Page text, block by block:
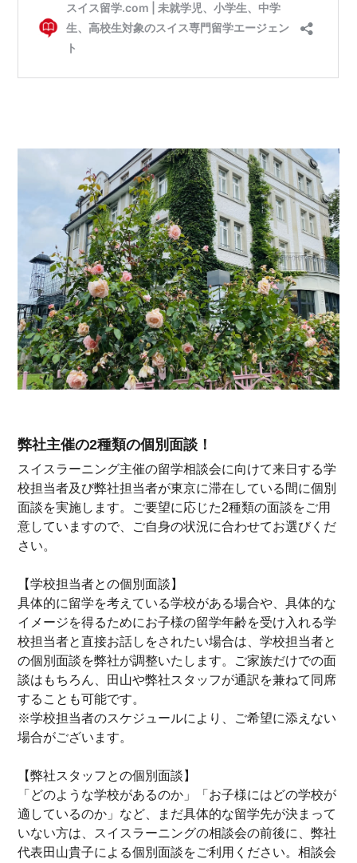
弊社主催の2種類の個別面談！
スイスラーニング主催の留学相談会に向けて来日する学
校担当者及び弊社担当者が東京に滞在している間に個別
面談を実施します。ご要望に応じた2種類の面談をご用
意していますので、ご自身の状況に合わせてお選びくだ
さい。
【学校担当者との個別面談】
具体的に留学を考えている学校がある場合や、具体的な
イメージを得るためにお子様の留学年齢を受け入れる学
校担当者と直接お話しをされたい場合は、学校担当者と
の個別面談を弊社が調整いたします。ご家族だけでの面
談はもちろん、田山や弊社スタッフが通訳を兼ねて同席
することも可能です。
※学校担当者のスケジュールにより、ご希望に添えない
場合がございます。
【弊社スタッフとの個別面談】
「どのような学校があるのか」「お子様にはどの学校が
適しているのか」など、まだ具体的な留学先が決まって
いない方は、スイスラーニングの相談会の前後に、弊社
代表田山貴子による個別面談をご利用ください。相談会